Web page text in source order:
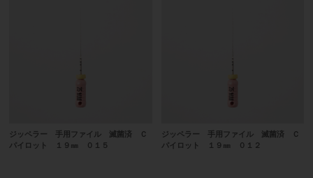
ジッペラー 手用ファイル 滅菌済 Ｃ
パイロット １９㎜ ０１５
ジッペラー 手用ファイル 滅菌済 Ｃ
パイロット １９㎜ ０１２